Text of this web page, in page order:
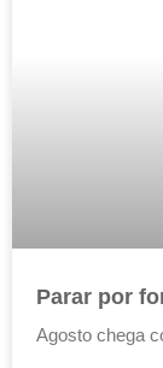
Parar por
Agosto chega